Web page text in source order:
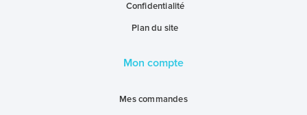
Confidentialité
Plan du site
Mon compte
Mes commandes